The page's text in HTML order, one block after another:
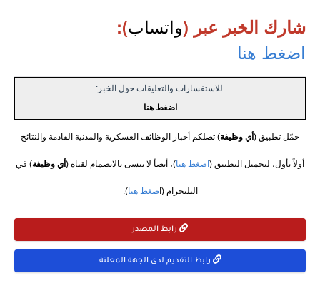
شارك الخبر عبر (واتساب):
اضغط هنا
للاستفسارات والتعليقات حول الخبر:
اضغط هنا
حمّل تطبيق ( أي وظيفة) تصلكم أخبار الوظائف العسكرية والمدنية القادمة والنتائج
أولاً بأول، لتحميل التطبيق ( اضغط هنا)، أيضاً لا تنسى بالانضمام لقناة ( أي وظيفة) في
التليجرام (اضغط هنا).
رابط المصدر
رابط التقديم لدى الجهة المعلنة